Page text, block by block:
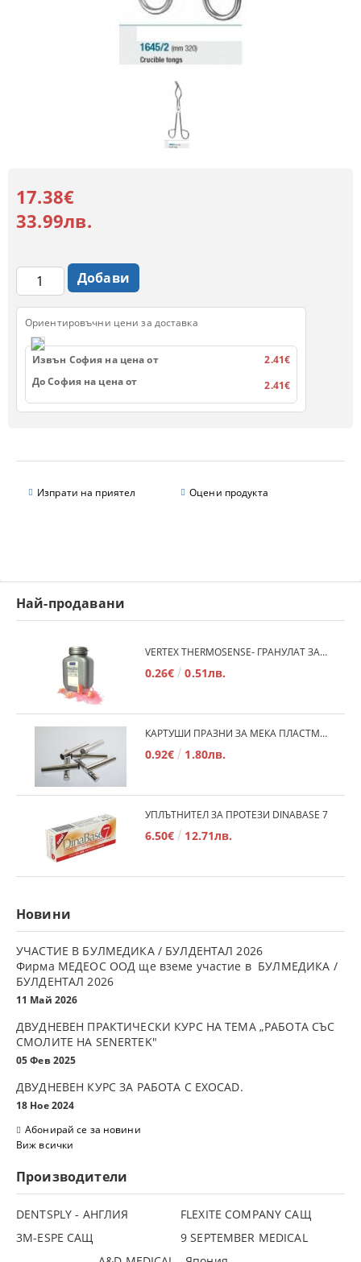
Изпрати на приятел Оцени продукта
17.38€
33.99лв.
Ориентировъчни цени за доставка
Извън София на цена от
2.41€
До София на цена от
2.41€
Най-продавани
VERTEX THERMOSENSE- ГРАНУЛАТ ЗА МЕКИ ПРОТЕЗИ
0.26€ 0.51лв.
КАРТУШИ ПРАЗНИ ЗА МЕКА ПЛАСТМАСА
0.92€ 1.80лв.
УПЛЪТНИТЕЛ ЗА ПРОТЕЗИ DINABASE 7
6.50€ 12.71лв.
Новини
УЧАСТИЕ В БУЛМЕДИКА / БУЛДЕНТАЛ 2026
Фирма МЕДЕОС ООД ще вземе участие в БУЛМЕДИКА /
БУЛДЕНТАЛ 2026
11 Май 2026
ДВУДНЕВЕН ПРАКТИЧЕСКИ КУРС НА ТЕМА „РАБОТА СЪС
СМОЛИТЕ НА SENERTEK"
05 Фев 2025
ДВУДНЕВЕН КУРС ЗА РАБОТА С ЕXOCAD.
18 Ное 2024
Абонирай се за новини
Виж всички
Производители
DENTSPLY - АНГЛИЯ
FLEXITE COMPANY САЩ
3М-ESPE САЩ
9 SEPTEMBER MEDICAL